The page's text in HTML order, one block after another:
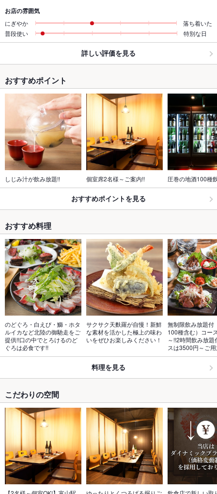
お店の雰囲気
にぎやか
落ち着いた
普段使い
特別な日
詳しい評価を見る
おすすめポイント
しじみ汁が飲み放題!! 個室席2名様～ご案内!! 圧巻の地酒100種
おすすめポイントを見る
おすすめ料理
のどぐろ・白えび・鰤・ホタ
ルイカなど北陸の御馳走をご
提供!!口の中でとろけるのど
ぐろは必食です!!
サクサク天麩羅が自慢！新鮮
な素材を活かした極上の味わ
いをぜひお楽しみください！
無制限飲み放題付
100種含む）コー
～!!2時間飲み放題
スは3500円～ご
料理を見る
こだわりの空間